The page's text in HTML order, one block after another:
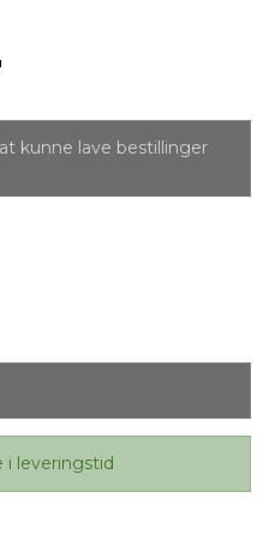
kunne lave bestillinger
i leveringstid